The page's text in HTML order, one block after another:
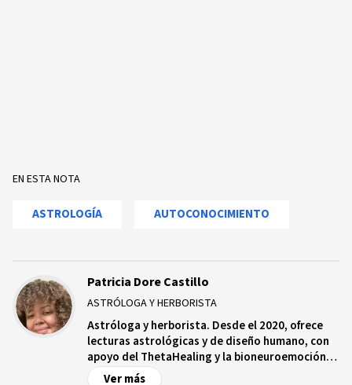
EN ESTA NOTA
ASTROLOGÍA AUTOCONOCIMIENTO
Patricia Dore Castillo
ASTRÓLOGA Y HERBORISTA
Astróloga y herborista. Desde el 2020, ofrece
lecturas astrológicas y de diseño humano, con
apoyo del ThetaHealing y la bioneuroemoción.
También elabora y vende herramientas que
Ver más